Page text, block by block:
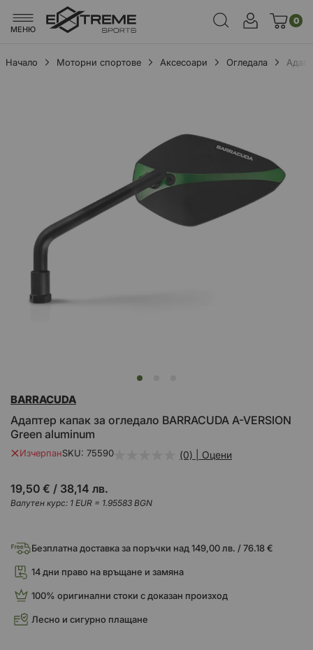
МЕНЮ
0
Начало Моторни спортове Аксесоари Огледала
към
на
галерия
със
снимки
Адаптер капак за огледало BARRACUDA A-VERSION
Green aluminum
BARRACUDA
ИзчерпанSKU 75590 (0) | Оцени
19,50 € / 38,14 лв.
Валутен курс: 1 EUR = 1.95583 BGN
Безплатна доставка за поръчки над 149,00 лв. / 76.18 €
14 дни право на връщане и замяна
100% оригинални стоки с доказан произход
Лесно и сигурно плащане